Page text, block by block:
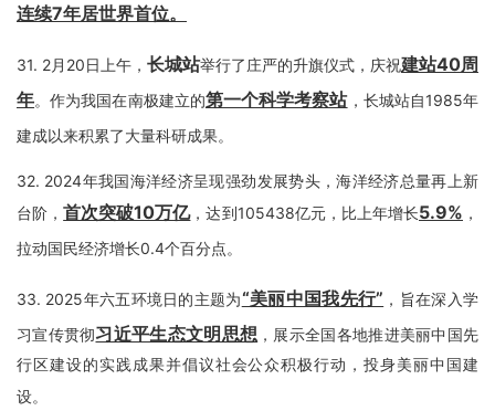
连续7年居世界首位。
31. 2月20日上午， 长城站举行了庄严的升旗仪式，庆祝建站40周
年。作为我国在南极建立的第一个科学考察站，长城站自1985年
建成以来积累了大量科研成果。
32. 2024年我国海洋经济呈现强劲发展势头，海洋经济总量再上新
台阶，首次突破10万亿，达到105438亿元，比上年增长5.9% ，
拉动国民经济增长0.4个百分点。
33. 2025年六五环境日的主题为“美丽中国我先行” ，旨在深入学
习宣传贯彻习近平生态文明思想 ，展示全国各地推进美丽中国先
行区建设的实践成果并倡议社会公众积极行动，投身美丽中国建
设。